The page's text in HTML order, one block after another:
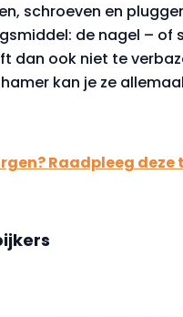
schroeven en
de nagel – of
dan ook niet te
kan je ze
Raadpleeg deze